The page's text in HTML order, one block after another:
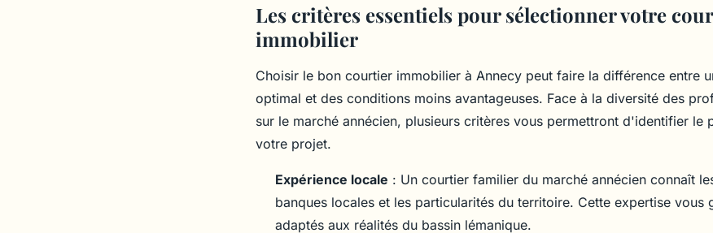
Les critères essentiels pour sélectionner votre
immobilier
Choisir le bon courtier immobilier à Annecy peut faire la différence entre
optimal et des conditions moins avantageuses. Face à la diversité des
sur le marché annécien, plusieurs critères vous permettront d'identifier le
votre projet.
Expérience locale : Un courtier familier du marché annécien connaît
banques locales et les particularités du territoire. Cette expertise vous
adaptés aux réalités du bassin lémanique.